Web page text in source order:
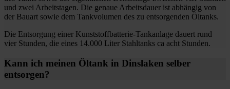
und zwei Arbeitstagen. Die genaue Arbeitsdauer ist abhängig von
der Bauart sowie dem Tankvolumen des zu entsorgenden Öltanks.
Die Entsorgung einer Kunststoffbatterie-Tankanlage dauert rund
vier Stunden, die eines 14.000 Liter Stahltanks ca acht Stunden.
Kann ich meinen Öltank in Dinslaken selber
entsorgen?